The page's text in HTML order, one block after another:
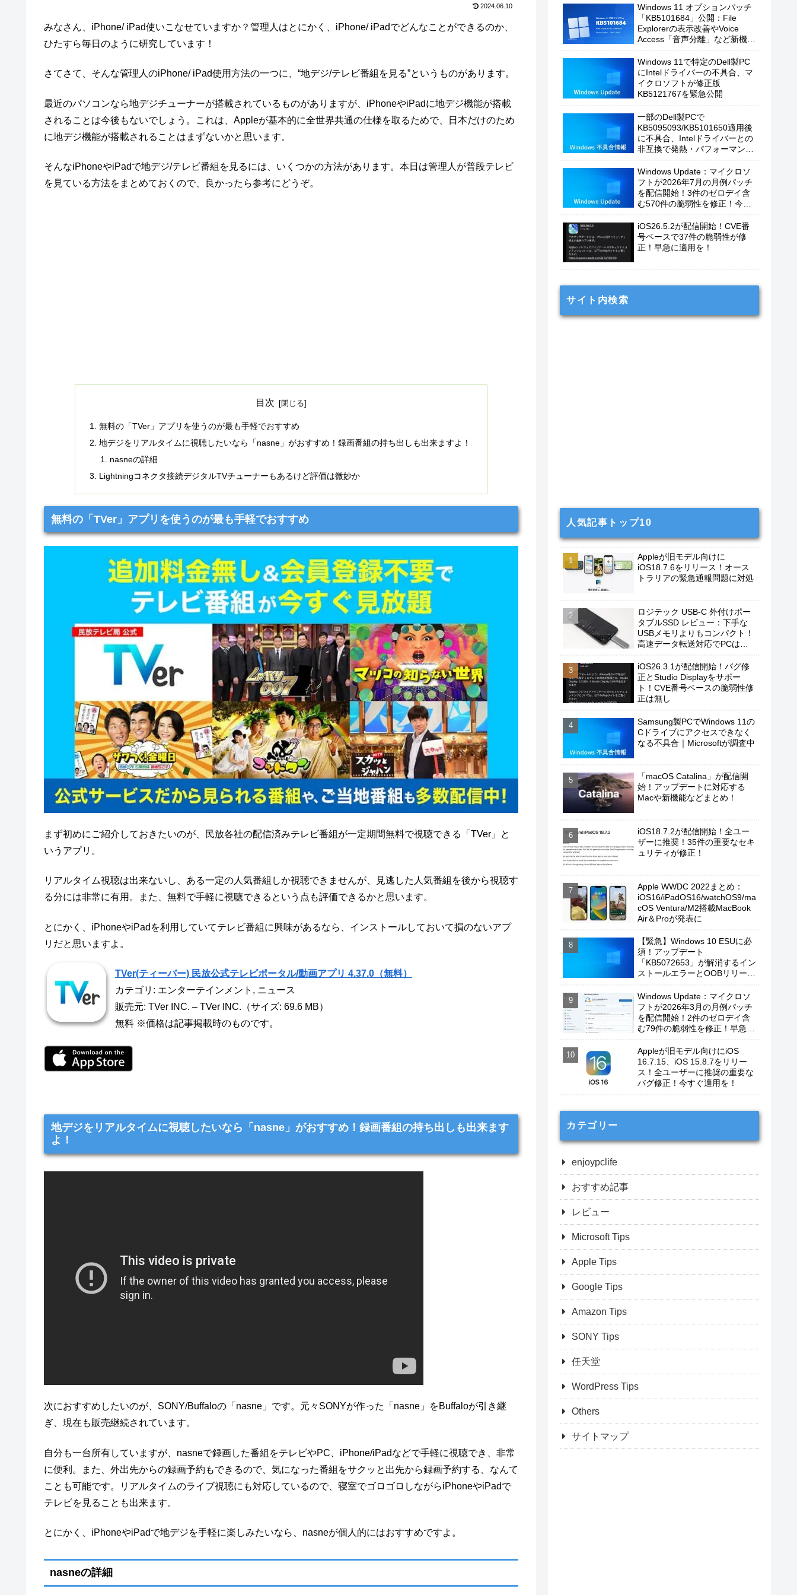
2024.06.10
みなさん、iPhone/ iPad使いこなせていますか？管理人はとにかく、iPhone/ iPadでどんなことができるのか、
ひたすら毎日のように研究しています！
さてさて、そんな管理人のiPhone/ iPad使用方法の一つに、“地デジ/テレビ番組を見る”というものがあります。
最近のパソコンなら地デジチューナーが搭載されているものがありますが、iPhoneやiPadに地デジ機能が搭載
されることは今後もないでしょう。これは、Appleが基本的に全世界共通の仕様を取るためで、日本だけのため
に地デジ機能が搭載されることはまずないかと思います。
そんなiPhoneやiPadで地デジ/テレビ番組を見るには、いくつかの方法があります。本日は管理人が普段テレビ
を見ている方法をまとめておくので、良かったら参考にどうぞ。
目次
無料の「TVer」アプリを使うのが最も手軽でおすすめ
地デジをリアルタイムに視聴したいなら「nasne」がおすすめ！録画番組の持ち出しも出来ますよ！
nasneの詳細
Lightningコネクタ接続デジタルTVチューナーもあるけど評価は微妙か
無料の「TVer」アプリを使うのが最も手軽でおすすめ
まず初めにご紹介しておきたいのが、民放各社の配信済みテレビ番組が一定期間無料で視聴できる「TVer」と
いうアプリ。
リアルタイム視聴は出来ないし、ある一定の人気番組しか視聴できませんが、見逃した人気番組を後から視聴す
る分には非常に有用。また、無料で手軽に視聴できるという点も評価できるかと思います。
とにかく、iPhoneやiPadを利用していてテレビ番組に興味があるなら、インストールしておいて損のないアプ
リだと思いますよ。
TVer(ティーバー) 民放公式テレビポータル/動画アプリ 4.37.0（無料）
カテゴリ: エンターテインメント, ニュース
販売元: TVer INC. – TVer INC.（サイズ: 69.6 MB）
無料 ※価格は記事掲載時のものです。
地デジをリアルタイムに視聴したいなら「nasne」がおすすめ！録画番組の持ち出しも出来ます
よ！
次におすすめしたいのが、SONY/Buffaloの「nasne」です。元々SONYが作った「nasne」をBuffaloが引き継
ぎ、現在も販売継続されています。
自分も一台所有していますが、nasneで録画した番組をテレビやPC、iPhone/iPadなどで手軽に視聴でき、非常
に便利。また、外出先からの録画予約もできるので、気になった番組をサクッと出先から録画予約する、なんて
ことも可能です。リアルタイムのライブ視聴にも対応しているので、寝室でゴロゴロしながらiPhoneやiPadで
テレビを見ることも出来ます。
とにかく、iPhoneやiPadで地デジを手軽に楽しみたいなら、nasneが個人的にはおすすめですよ。
nasneの詳細
Windows 11 オプションパッチ
「KB5101684」公開：File
Explorerの表示改善やVoice
Access「音声分離」など新機能
Windows 11で特定のDell製PC
にIntelドライバーの不具合、マ
イクロソフトが修正版
KB5121767を緊急公開
一部のDell製PCで
KB5095093/KB5101650適用後
に不具合、Intelドライバーとの
非互換で発熱・パフォーマンス
Windows Update：マイクロソ
フトが2026年7月の月例パッチ
を配信開始！3件のゼロデイ含
む570件の脆弱性を修正！今す
iOS26.5.2が配信開始！CVE番
号ベースで37件の脆弱性が修
正！早急に適用を！
サイト内検索
人気記事トップ10
Appleが旧モデル向けに
iOS18.7.6をリリース！オース
トラリアの緊急通報問題に対処
ロジテック USB-C 外付けポー
タブルSSD レビュー：下手な
USBメモリよりもコンパクト！
高速データ転送対応でPCは勿
もおすすめ！
iOS26.3.1が配信開始！バグ修
正とStudio Displayをサポー
ト！CVE番号ベースの脆弱性修
正は無し
Samsung製PCでWindows 11の
Cドライブにアクセスできなく
なる不具合｜Microsoftが調査中
「macOS Catalina」が配信開
始！アップデートに対応する
Macや新機能などまとめ！
iOS18.7.2が配信開始！全ユー
ザーに推奨！35件の重要なセキ
ュリティが修正！
Apple WWDC 2022まとめ：
iOS16/iPadOS16/watchOS9/ma
cOS Ventura/M2搭載MacBook
Air＆Proが発表に
【緊急】Windows 10 ESUに必
須！アップデート
「KB5072653」が解消するイン
ストールエラーとOOBリリース
Windows Update：マイクロソ
フトが2026年3月の月例パッチ
を配信開始！2件のゼロデイ含
む79件の脆弱性を修正！早急に
Appleが旧モデル向けにiOS
16.7.15、iOS 15.8.7をリリー
ス！全ユーザーに推奨の重要な
バグ修正！今すぐ適用を！
カテゴリー
enjoypclife
おすすめ記事
レビュー
Microsoft Tips
Apple Tips
Google Tips
Amazon Tips
SONY Tips
任天堂
WordPress Tips
Others
サイトマップ